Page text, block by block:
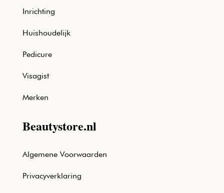
Inrichting
Huishoudelijk
Pedicure
Visagist
Merken
Beautystore.nl
Algemene Voorwaarden
Privacyverklaring